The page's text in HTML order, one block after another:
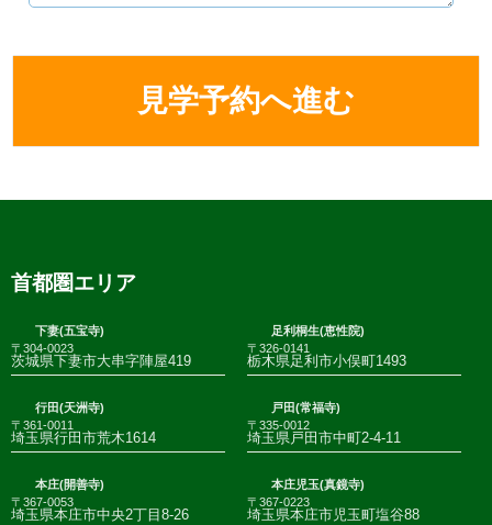
首都圏エリア
下妻(五宝寺)
〒304-0023
茨城県下妻市大串字陣屋419
足利桐生(恵性院)
〒326-0141
栃木県足利市小俣町1493
行田(天洲寺)
〒361-0011
埼玉県行田市荒木1614
戸田(常福寺)
〒335-0012
埼玉県戸田市中町2-4-11
本庄(開善寺)
〒367-0053
埼玉県本庄市中央2丁目8-26
本庄児玉(真鏡寺)
〒367-0223
埼玉県本庄市児玉町塩谷88